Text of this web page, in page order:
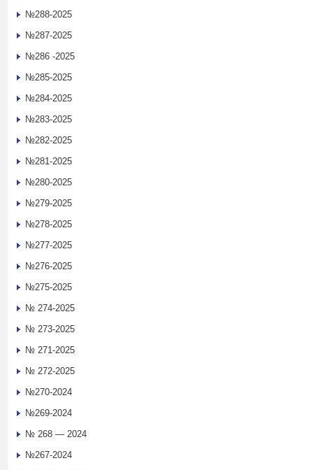
№288-2025
№287-2025
№286 -2025
№285-2025
№284-2025
№283-2025
№282-2025
№281-2025
№280-2025
№279-2025
№278-2025
№277-2025
№276-2025
№275-2025
№ 274-2025
№ 273-2025
№ 271-2025
№ 272-2025
№270-2024
№269-2024
№ 268 — 2024
№267-2024